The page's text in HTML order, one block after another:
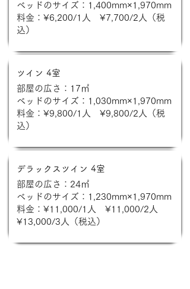
ベッドのサイズ：1,400mm×1,970mm
料金：¥6,200/1人 ¥7,700/2人（税
込）
ツイン 4室
部屋の広さ：17㎡
ベッドのサイズ：1,030mm×1,970mm
料金：¥9,800/1人 ¥9,800/2人（税
込）
デラックスツイン 4室
部屋の広さ：24㎡
ベッドのサイズ：1,230mm×1,970mm
料金：¥11,000/1人 ¥11,000/2人
¥13,000/3人（税込）